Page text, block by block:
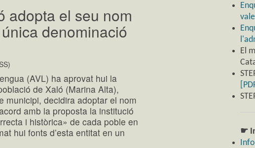
adopta el seu nom
denominació
(AVL) ha aprovat hui la
de Xaló (Marina Alta),
municipi, decidira adoptar el nom
amb la proposta la institució
i històrica» de cada poble en
hui fonts d’esta entitat en un
El
☛